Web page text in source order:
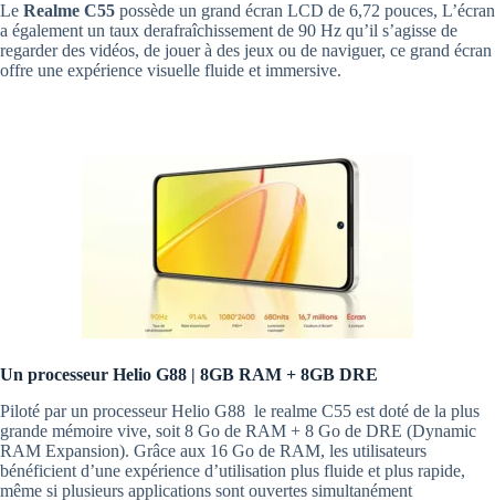
Le Realme C55 possède un grand écran LCD de 6,72 pouces, L’écran
a également un taux derafraîchissement de 90 Hz qu’il s’agisse de
regarder des vidéos, de jouer à des jeux ou de naviguer, ce grand écran
offre une expérience visuelle fluide et immersive.
Un processeur Helio G88 | 8GB RAM + 8GB DRE
Piloté par un processeur Helio G88 le realme C55 est doté de la plus
grande mémoire vive, soit 8 Go de RAM + 8 Go de DRE (Dynamic
RAM Expansion). Grâce aux 16 Go de RAM, les utilisateurs
bénéficient d’une expérience d’utilisation plus fluide et plus rapide,
même si plusieurs applications sont ouvertes simultanément